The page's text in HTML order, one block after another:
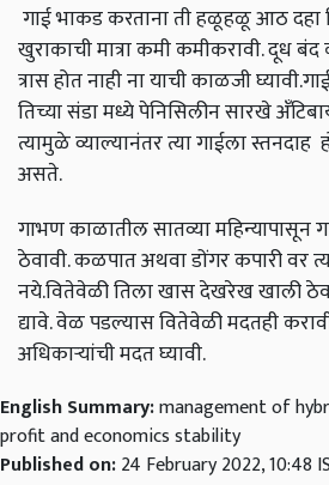
गाई भाकड करताना ती हळूहळू आठ दहा
खुराकाची मात्रा कमी कमीकरावी.दूध बंद
त्रास होत नाही ना याची काळजी घ्यावी.
तिच्या संडा मध्ये पेनिसिलीन सारखे
त्यामुळे व्याल्यानंतर त्या गाईला स्तनदाह
असते.
गाभण काळातील सातव्या महिन्यापासून
ठेवावी.कळपात अथवा डोंगर कपारी वर
नये.वितेवेळी तिला खास देखरेख खाली
द्यावे.वेळ पडल्यास वितेवेळी मदतही
अधिकाऱ्यांची मदत घ्यावी.
English Summary:management of
profit and economics stability
Published on:24 February 2022, 10:48